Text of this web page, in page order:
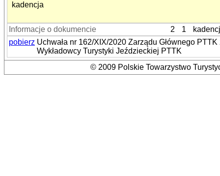
kadencja
Informacje o dokumencie 2 1
pobierz Uchwała nr 162/XIX/2020 Zarządu Głównego
Wykładowcy Turystyki Jeździeckiej PTTK
© 2009 Polskie Towarzystwo